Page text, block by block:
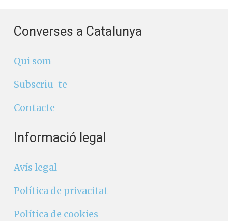
Converses a Catalunya
Qui som
Subscriu-te
Contacte
Informació legal
Avís legal
Política de privacitat
Política de cookies